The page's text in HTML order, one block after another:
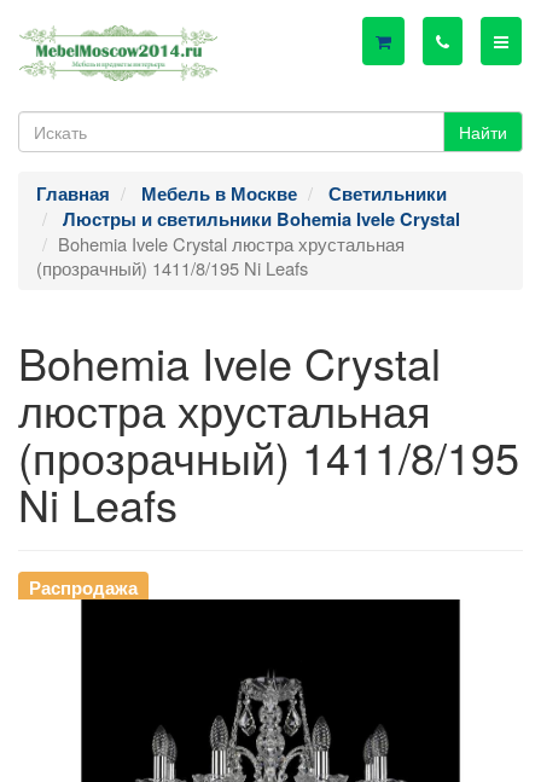
Найти
Главная Мебель в Москве
Светильники
Люстры и светильники Bohemia Ivele Crystal
Bohemia Ivele Crystal люстра хрустальная
(прозрачный) 1411/8/195 Ni Leafs
Bohemia Ivele Crystal
люстра хрустальная
(прозрачный) 1411/8/195
Ni Leafs
Распродажа